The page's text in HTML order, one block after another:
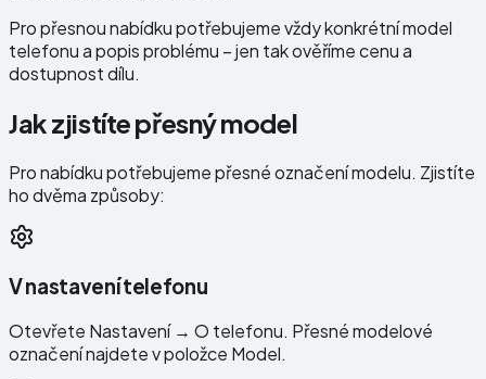
Pro přesnou nabídku potřebujeme vždy konkrétní model
telefonu a popis problému – jen tak ověříme cenu a
dostupnost dílu.
Jak zjistíte přesný model
Pro nabídku potřebujeme přesné označení modelu. Zjistíte
ho dvěma způsoby:
V nastavení telefonu
Otevřete Nastavení → O telefonu. Přesné modelové
označení najdete v položce Model.